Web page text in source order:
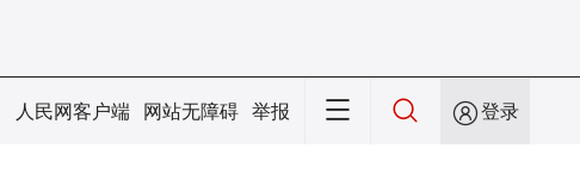
人民网客户端 网站无障碍 举报 登录